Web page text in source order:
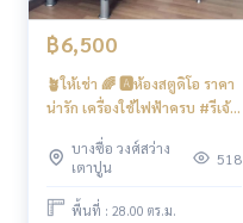
฿6,500
🪴ให้เช่า 🌈 🅰️ห้องสตูดิโอ ราคา
น่ารัก เครื่องใช้ไฟฟ้าครบ #รีเจ้
6,500 บาท
บางซื่อ วงศ์สว่าง
เตาปูน
518
พื้นที่ : 28.00 ตร.ม.